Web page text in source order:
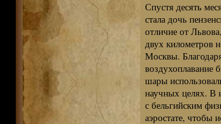
Спустя десять
стала дочь
отличие от
двух километров
Москвы.
воздухоплавание
шары
научных целях. В
с бельгийским
аэростате, чтобы